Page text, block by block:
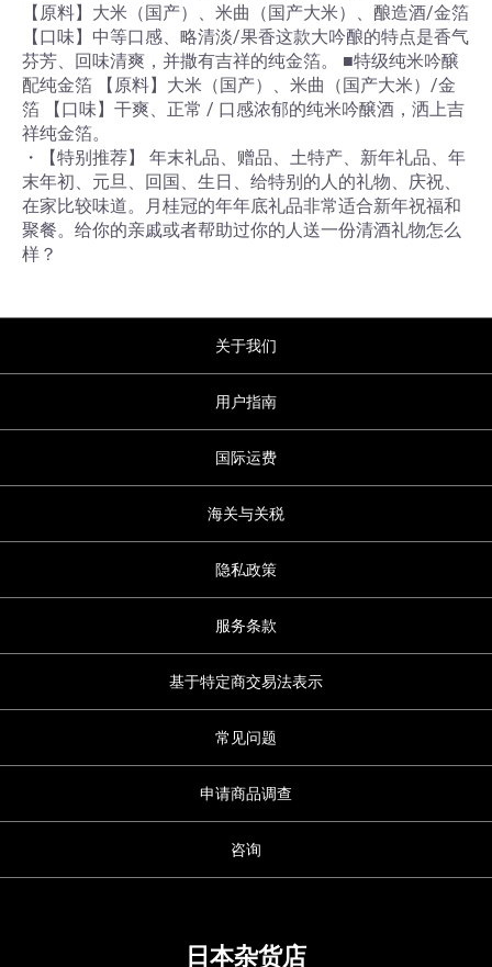
【原料】大米（国产）、米曲（国产大米）、酿造酒/金箔
【口味】中等口感、略清淡/果香这款大吟酿的特点是香气
芬芳、回味清爽，并撒有吉祥的纯金箔。 ■特级纯米吟醸
配纯金箔 【原料】大米（国产）、米曲（国产大米）/金
箔 【口味】干爽、正常 / 口感浓郁的纯米吟醸酒，洒上吉
祥纯金箔。
・【特别推荐】 年末礼品、赠品、土特产、新年礼品、年
末年初、元旦、回国、生日、给特别的人的礼物、庆祝、
在家比较味道。月桂冠的年年底礼品非常适合新年祝福和
聚餐。给你的亲戚或者帮助过你的人送一份清酒礼物怎么
样？
关于我们
用户指南
国际运费
海关与关税
隐私政策
服务条款
基于特定商交易法表示
常见问题
申请商品调查
咨询
日本杂货店